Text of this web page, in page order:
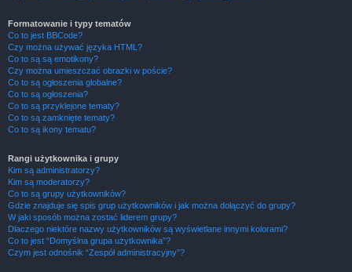
Formatowanie i typy tematów
Co to jest BBCode?
Czy można używać języka HTML?
Co to są są emotikony?
Czy można umieszczać obrazki w poście?
Co to są ogłoszenia globalne?
Co to są ogłoszenia?
Co to są przyklejone tematy?
Co to są zamknięte tematy?
Co to są ikony tematu?
Rangi użytkownika i grupy
Kim są administratorzy?
Kim są moderatorzy?
Co to są grupy użytkowników?
Gdzie znajduje się spis grup użytkowników i jak można dołączyć do grupy?
W jaki sposób można zostać liderem grupy?
Dlaczego niektóre nazwy użytkowników są wyświetlane innymi kolorami?
Co to jest “Domyślna grupa użytkownika”?
Czym jest odnośnik “Zespół administracyjny”?